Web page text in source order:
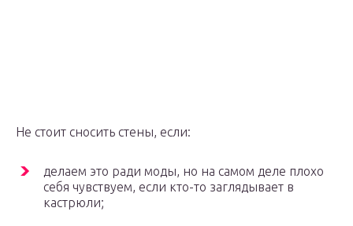
Не стоит сносить стены, если:
делаем это ради моды, но на самом деле плохо
себя чувствуем, если кто-то заглядывает в
кастрюли;